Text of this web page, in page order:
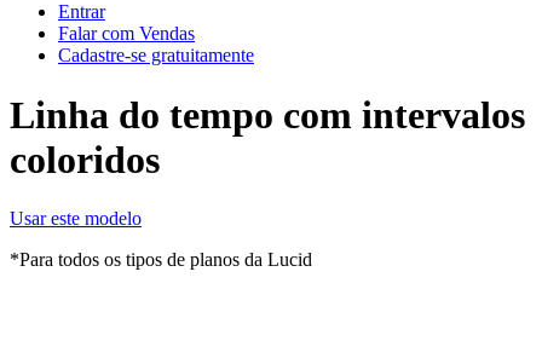
Entrar
Falar com Vendas
Cadastre‐se gratuitamente
Linha do tempo com intervalos
coloridos
Usar este modelo
*Para todos os tipos de planos da Lucid